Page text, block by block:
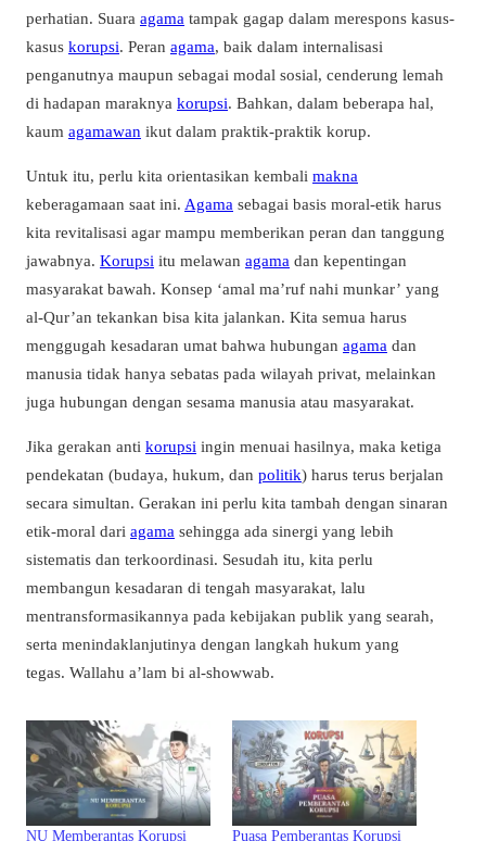
perhatian. Suara agama tampak gagap dalam merespons kasus-
kasus korupsi. Peran agama, baik dalam internalisasi
penganutnya maupun sebagai modal sosial, cenderung lemah
di hadapan maraknya korupsi. Bahkan, dalam beberapa hal,
kaum agamawan ikut dalam praktik-praktik korup.
Untuk itu, perlu kita orientasikan kembali makna
keberagamaan saat ini. Agama sebagai basis moral-etik harus
kita revitalisasi agar mampu memberikan peran dan tanggung
jawabnya. Korupsi itu melawan agama dan kepentingan
masyarakat bawah. Konsep ‘amal ma’ruf nahi munkar’ yang
al-Qur’an tekankan bisa kita jalankan. Kita semua harus
menggugah kesadaran umat bahwa hubungan agama dan
manusia tidak hanya sebatas pada wilayah privat, melainkan
juga hubungan dengan sesama manusia atau masyarakat.
Jika gerakan anti korupsi ingin menuai hasilnya, maka ketiga
pendekatan (budaya, hukum, dan politik) harus terus berjalan
secara simultan. Gerakan ini perlu kita tambah dengan sinaran
etik-moral dari agama sehingga ada sinergi yang lebih
sistematis dan terkoordinasi. Sesudah itu, kita perlu
membangun kesadaran di tengah masyarakat, lalu
mentransformasikannya pada kebijakan publik yang searah,
serta menindaklanjutinya dengan langkah hukum yang
tegas. Wallahu a’lam bi al-showwab.
NU Memberantas Korupsi Puasa Pemberantas Korupsi